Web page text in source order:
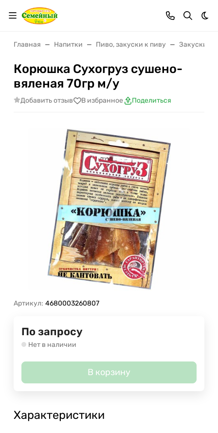
Главная Напитки Пиво, закуски к пиву Закуски к
Корюшка Сухогруз сушено-
вяленая 70гр м/у
Добавить отзыв В избранное Поделиться
Артикул: 4680003260807
По запросу
Нет в наличии
В корзину
Характеристики